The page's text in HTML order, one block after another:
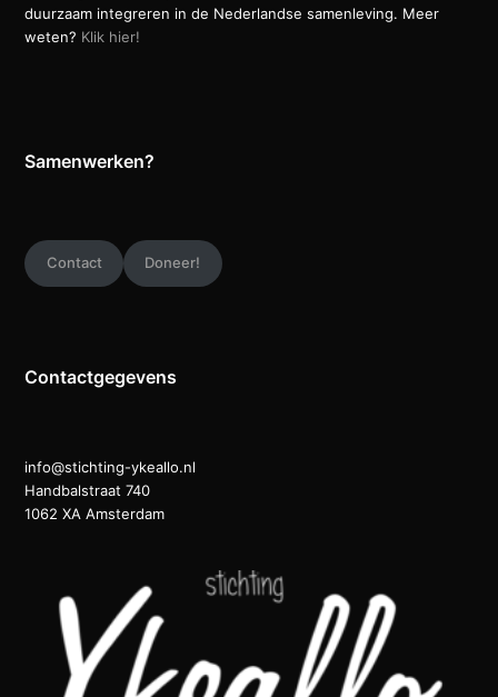
duurzaam integreren in de Nederlandse samenleving. Meer
weten? Klik hier!
Samenwerken?
Contact Doneer!
Contactgegevens
info@stichting-ykeallo.nl
Handbalstraat 740
1062 XA Amsterdam